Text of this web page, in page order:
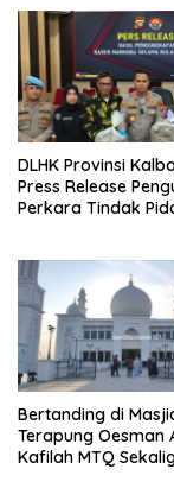
DLHK Provinsi
Press Release
Perkara Tindak
Bertanding di
Terapung Oesman
Kafilah MTQ